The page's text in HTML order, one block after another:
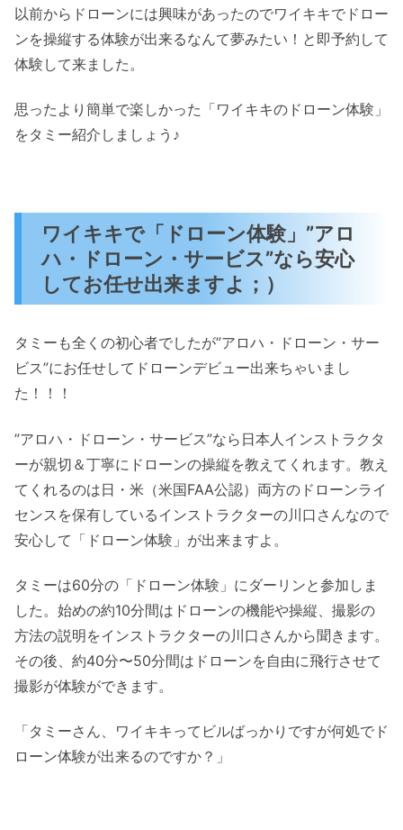
以前からドローンには興味があったのでワイキキでドロー
ンを操縦する体験が出来るなんて夢みたい！と即予約して
体験して来ました。
思ったより簡単で楽しかった「ワイキキのドローン体験」
をタミー紹介しましょう♪
ワイキキで「ドローン体験」”アロ
ハ・ドローン・サービス”なら安心
してお任せ出来ますよ；）
タミーも全くの初心者でしたが”アロハ・ドローン・サー
ビス”にお任せしてドローンデビュー出来ちゃいまし
た！！！
”アロハ・ドローン・サービス”なら日本人インストラクタ
ーが親切＆丁寧にドローンの操縦を教えてくれます。教え
てくれるのは日・米（米国FAA公認）両方のドローンライ
センスを保有しているインストラクターの川口さんなので
安心して「ドローン体験」が出来ますよ。
タミーは60分の「ドローン体験」にダーリンと参加しま
した。始めの約10分間はドローンの機能や操縦、撮影の
方法の説明をインストラクターの川口さんから聞きます。
その後、約40分〜50分間はドローンを自由に飛行させて
撮影が体験ができます。
「タミーさん、ワイキキってビルばっかりですが何処でド
ローン体験が出来るのですか？」